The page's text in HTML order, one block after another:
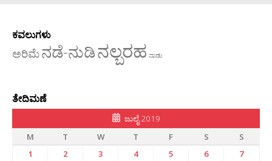
ಕವಲುಗಳು
ಅರಿಮೆನಡೆ-ನುಡಿನಲ್ಬರಹ ನಾಡು
ತೇದಿಮಣೆ
ಜುಲೈ 2019
M
T W T F S
S
1
2 3 4 5 6
7